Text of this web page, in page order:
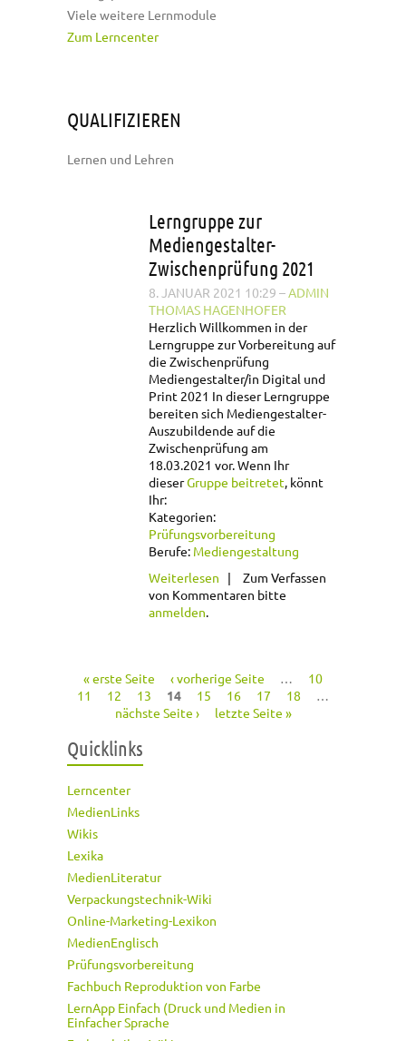
Viele weitere Lernmodule
Zum Lerncenter
QUALIFIZIEREN
Lernen und Lehren
Lerngruppe zur
Mediengestalter-
Zwischenprüfung 2021
8. JANUAR 2021 10:29 –ADMIN
THOMAS HAGENHOFER
Herzlich Willkommen in der
Lerngruppe zur Vorbereitung auf
die Zwischenprüfung
Mediengestalter/in Digital und
Print 2021 In dieser Lerngruppe
bereiten sich Mediengestalter-
Auszubildende auf die
Zwischenprüfung am
18.03.2021 vor. Wenn Ihr
dieserGruppe beitretet, könnt
Ihr:
Kategorien:
Prüfungsvorbereitung
Berufe: Mediengestaltung
Weiterlesen über Lerngruppe zur
Mediengestalter-
Zwischenprüfung
Zum Verfassen
von Kommentaren bitte
anmelden.
Seiten
« erste Seite ‹ vorherige Seite …
10
11
12 13 14 15 16 17 18
…
nächste Seite ›
letzte Seite »
Quicklinks
Lerncenter
MedienLinks
Wikis
Lexika
MedienLiteratur
Verpackungstechnik-Wiki
Online-Marketing-Lexikon
MedienEnglisch
Prüfungsvorbereitung
Fachbuch Reproduktion von Farbe
LernApp Einfach (Druck und Medien in
Einfacher Sprache